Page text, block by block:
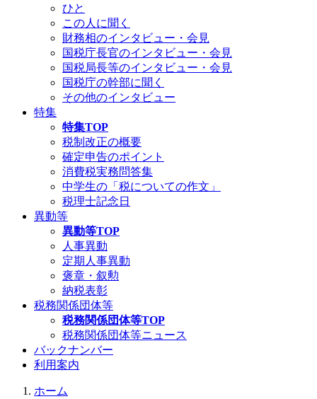
ひと
この人に聞く
財務相のインタビュー・会見
国税庁長官のインタビュー・会見
国税局長等のインタビュー・会見
国税庁の幹部に聞く
その他のインタビュー
特集
特集TOP
税制改正の概要
確定申告のポイント
消費税実務問答集
中学生の「税についての作文」
税理士記念日
異動等
異動等TOP
人事異動
定期人事異動
褒章・叙勲
納税表彰
税務関係団体等
税務関係団体等TOP
税務関係団体等ニュース
バックナンバー
利用案内
ホーム